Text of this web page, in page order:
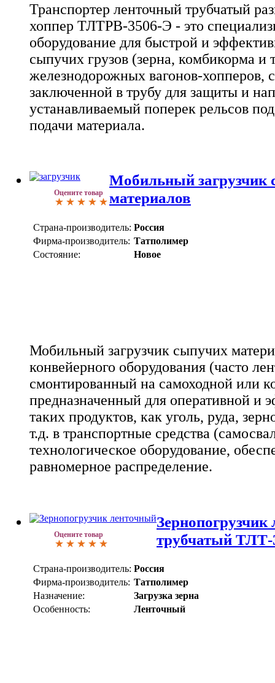
Транспортер ленточный трубчатый
хоппер ТЛТРВ-3506-Э - это
оборудование для быстрой и
сыпучих грузов (зерна, комбикорма и
железнодорожных вагонов-
заключенной в трубу для защиты и
устанавливаемый поперек рельсов
подачи материала.
Оцените товар
Мобильный загрузчик
материалов
Страна-производитель: Россия
Фирма-производитель: Татполимер
Состояние:
Новое
Мобильный загрузчик сыпучих
конвейерного оборудования (часто
смонтированный на самоходной или
предназначенный для оперативной и
таких продуктов, как уголь, руда,
т.д. в транспортные средства
технологическое оборудование,
равномерное распределение.
Оцените товар
трубчатый ТЛТ-
Страна-производитель: Россия
Фирма-производитель: Татполимер
Назначение:
Загрузка зерна
Особенность:
Ленточный